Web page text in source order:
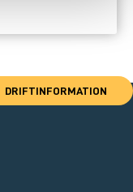
DRIFTINFORMATION